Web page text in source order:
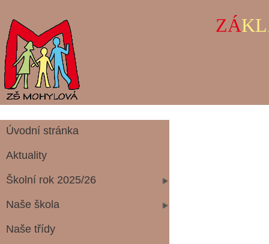
ZÁKL
Úvodní stránka
Aktuality
Školní rok 2025/26
Naše škola
Naše třídy